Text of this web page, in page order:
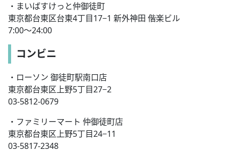
・まいばすけっと仲御徒町
東京都台東区台東4丁目17−1 新外神田 偕楽ビル
7:00〜24:00
コンビニ
・ローソン 御徒町駅南口店
東京都台東区上野5丁目27−2
03-5812-0679
・ファミリーマート 仲御徒町店
東京都台東区上野5丁目24−11
03-5817-2348